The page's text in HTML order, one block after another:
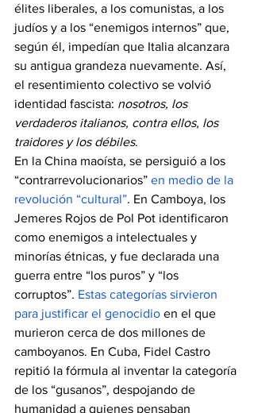
élites liberales, a los comunistas, a los
judíos y a los “enemigos internos” que,
según él, impedían que Italia alcanzara
su antigua grandeza nuevamente. Así,
el resentimiento colectivo se volvió
identidad fascista: nosotros, los
verdaderos italianos, contra ellos, los
traidores y los débiles.
En la China maoísta, se persiguió a los
“contrarrevolucionarios” en medio de la
revolución “cultural”. En Camboya, los
Jemeres Rojos de Pol Pot identificaron
como enemigos a intelectuales y
minorías étnicas, y fue declarada una
guerra entre “los puros” y “los
corruptos”. Estas categorías sirvieron
para justificar el genocidio en el que
murieron cerca de dos millones de
camboyanos. En Cuba, Fidel Castro
repitió la fórmula al inventar la categoría
de los “gusanos”, despojando de
humanidad a quienes pensaban